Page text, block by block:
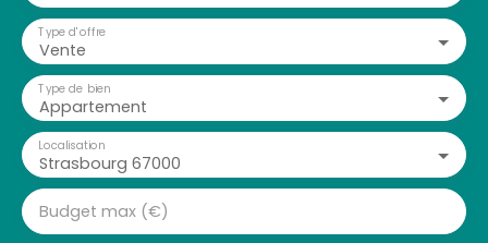
Vente
Type d'offre
Appartement
Type de bien
Strasbourg 67000
Localisation
Budget max (€)